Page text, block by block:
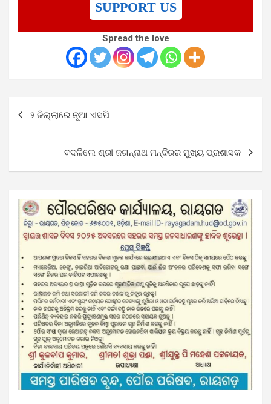
SUPPORT US
Spread the love
navigation
୨ ଜିଲ୍ଲାରେ ନୂଆ ଏସପି
ବଦଳିଲେ ଶ୍ରୀ ଜଗନ୍ନାଥ ମନ୍ଦିରର ମୁଖ୍ୟ ପ୍ରଶାସକ